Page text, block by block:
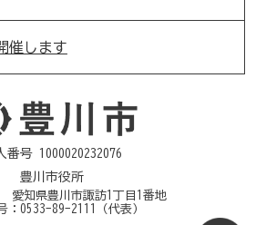
催します
番号 1000020232076
豊川市役所
愛知県豊川市諏訪1丁目1番地
： 0533-89-2111 （代表）